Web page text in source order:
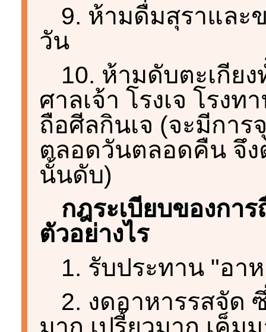
9. ห้ามดื่มสุราและ
วัน
10. ห้ามดับตะเกีย
ศาลเจ้า โรงเจ โรง
ถือศีลกินเจ (จะมีการ
ตลอดวันตลอดคืน จึง
นั้นดับ)
กฎระเบียบของกา
ตัวอย่างไร
1. รับประทาน "อาห
2. งดอาหารรสจัด
มาก เปรี้ยวมาก เค็ม